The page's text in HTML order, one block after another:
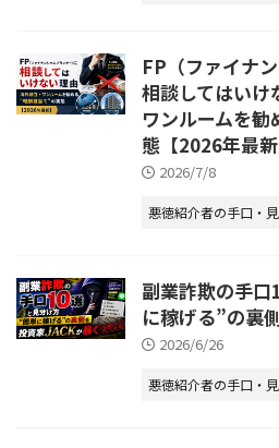
FP（ファイナ
相談してはいけ
ワンルームを
態【2026年最新
2026/7/8
悪徳紹介者の手口・
副業詐欺の手
に稼げる”の裏
2026/6/26
悪徳紹介者の手口・